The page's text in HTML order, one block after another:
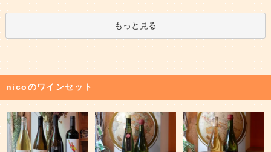
もっと見る
nicoのワインセット